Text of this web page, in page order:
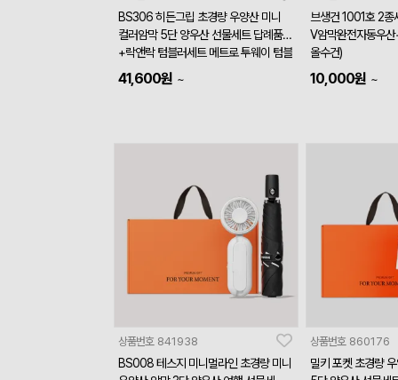
BS306 히든그립 초경량 우양산 미니
컬러암막 5단 양우산 선물세트 답례품
+락앤락 텀블러세트 메트로 투웨이 텀블
러 475ml+송월타올세트 코마40수 16
0g 수건세트
41,600원 ~
브생건 1001호 2
V암막완전자동우
올수건)
10,000원 ~
상품번호 841938
BS008 테스지 미니멀라인 초경량 미니
상품번호 860176
밀키 포켓 초경량